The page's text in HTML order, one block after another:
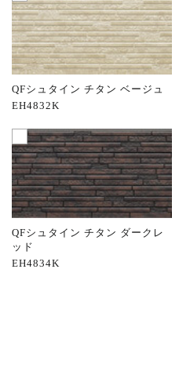
QFシュタイン チタン ベージュ
EH4832K
QFシュタイン チタン ダークレ
ッド
EH4834K